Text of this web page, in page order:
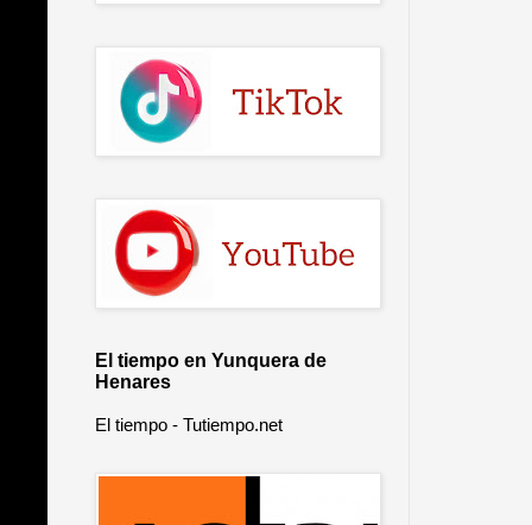
El tiempo en Yunquera de
Henares
El tiempo - Tutiempo.net